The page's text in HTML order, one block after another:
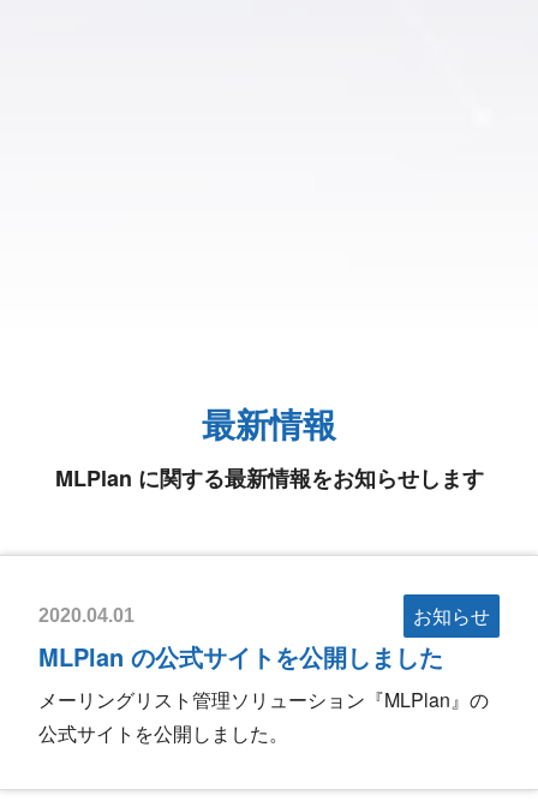
最新情報
MLPlan に関する最新情報をお知らせします
2020.04.01 お知らせ
MLPlan の公式サイトを公開しました
メーリングリスト管理ソリューション『MLPlan』の
公式サイトを公開しました。